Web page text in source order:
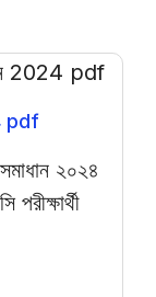
pdf
২০২৪